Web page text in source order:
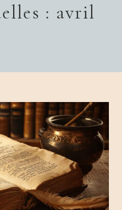
: avril